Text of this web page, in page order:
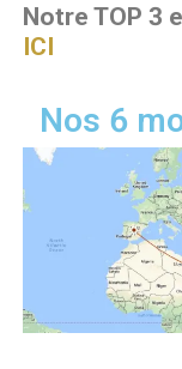
Notre TOP 3
ICI
Nos 6